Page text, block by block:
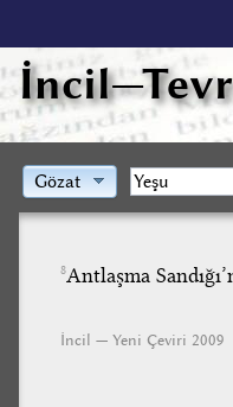
İncil
Gözat
8Antlaşma
İncil — Yeni Çeviri 2009